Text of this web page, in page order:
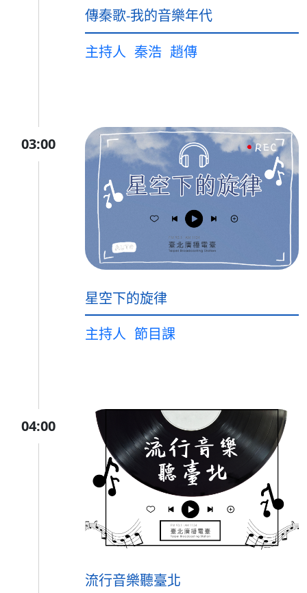
傳秦歌-我的音樂年代
主持人 秦浩 趙傳
03:00
星空下的旋律
主持人 節目課
04:00
流行音樂聽臺北